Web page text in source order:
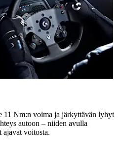
11 Nm:n voima ja järkyttävän lyhyt
autoon – niiden avulla
ajavat voitosta.